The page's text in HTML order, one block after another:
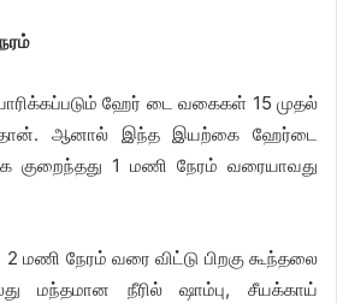
ஹேர் டை வகைகள் 15 முதல்
தான். ஆனால் இந்த இயற்கை ஹேர்டை
குறைந்தது 1 மணி நேரம் வரையாவது
மணி நேரம் வரை விட்டு பிறகு கூந்தலை
மந்தமான நீரில் ஷாம்பு, சீயக்காய்